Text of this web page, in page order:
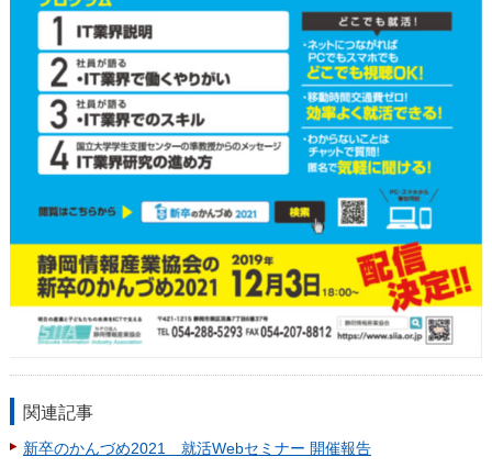
関連記事
新卒のかんづめ2021 就活Webセミナー 開催報告